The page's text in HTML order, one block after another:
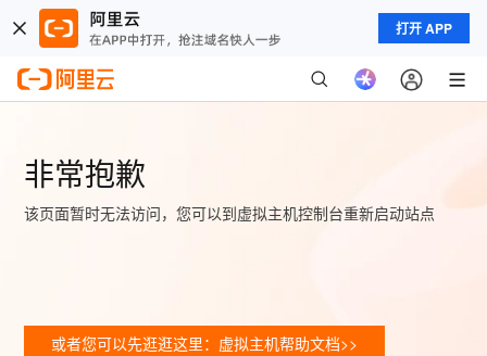
打开 APP
非常抱歉
该页面暂时无法访问，您可以到虚拟主机控制台重新启动站点
或者您可以先逛逛这里：虚拟主机帮助文档>>